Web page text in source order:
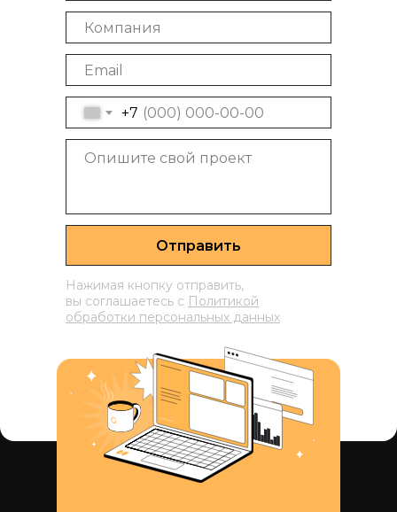
+7
Отправить
Нажимая кнопку отправить,
вы соглашаетесь с Политикой
обработки персональных данных